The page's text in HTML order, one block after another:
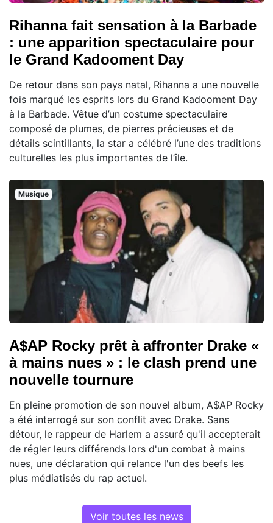
Rihanna fait sensation à la Barbade
: une apparition spectaculaire pour
le Grand Kadooment Day
De retour dans son pays natal, Rihanna a une nouvelle
fois marqué les esprits lors du Grand Kadooment Day
à la Barbade. Vêtue d’un costume spectaculaire
composé de plumes, de pierres précieuses et de
détails scintillants, la star a célébré l’une des traditions
culturelles les plus importantes de l’île.
Musique
A$AP Rocky prêt à affronter Drake «
à mains nues » : le clash prend une
nouvelle tournure
En pleine promotion de son nouvel album, A$AP Rocky
a été interrogé sur son conflit avec Drake. Sans
détour, le rappeur de Harlem a assuré qu'il accepterait
de régler leurs différends lors d'un combat à mains
nues, une déclaration qui relance l'un des beefs les
plus médiatisés du rap actuel.
Voir toutes les news